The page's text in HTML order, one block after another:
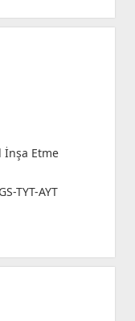
İnşa Etme
TYT-AYT